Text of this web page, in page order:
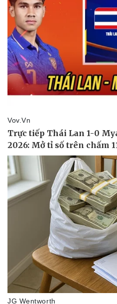
Thể thao
Bóng đá
Lịch thi đấu bóng đá
Thế giới thể thao
eSports